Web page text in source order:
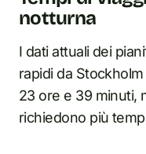
notturna
I dati attuali dei
rapidi da
23 ore e 39 minuti,
richiedono più